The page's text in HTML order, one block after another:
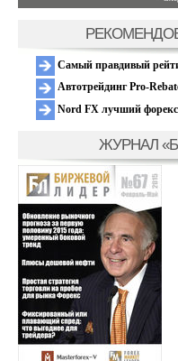
Самый правдивый
Автотрейдинг Pro-
Nord FX лучший форекс
ЖУРНАЛ